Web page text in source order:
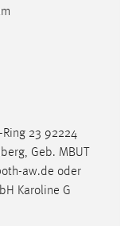
23 92224
Geb. MBUT
aw.de oder
Karoline G
der Website.